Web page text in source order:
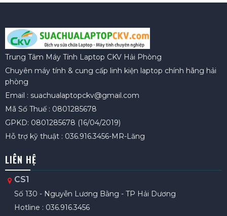
Trung Tâm Máy Tính Laptop CKV Hải Phòng
Chuyên máy tính & cung cấp linh kiện laptop chính hãng hải
phòng
Email : suachualaptopckv@gmail.com
Mã Số Thuế : 0801285678
GPKD: 0801285678 (16/04/2019)
Hỗ trợ kỹ thuật : 036.916.3456-MR-Lăng
LIÊN HỆ
CS1
Số 130 - Nguyễn Lương Bằng - TP Hải Dương
Hotline : 036.916.3456